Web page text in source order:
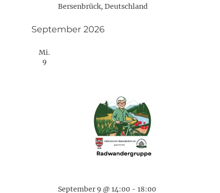
Bersenbrück, Deutschland
September 2026
Mi.
9
September 9 @ 14:00 - 18:00